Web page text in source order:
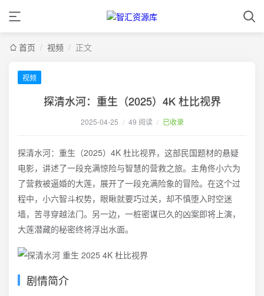
首页 / 视频 / 正文
视频
探清水河：重生（2025）4K 杜比视界
2025-04-25 / 49 阅读 / 已收录
探清水河：重生（2025）4K 杜比视界，这部民国题材的悬疑
电影，讲述了一段充满惊险与智慧的营救之旅。主角佟小六为
了营救被逼婚的大莲，展开了一段充满险象的冒险。在这个过
程中，小六智斗权势，眼瞅就要巧过关，却不慎堕入时空迷
墙，苦寻穿越法门。另一边，一桩密谋已久的凶案即将上演，
大莲潜藏的秘密终将浮出水面。
剧情简介